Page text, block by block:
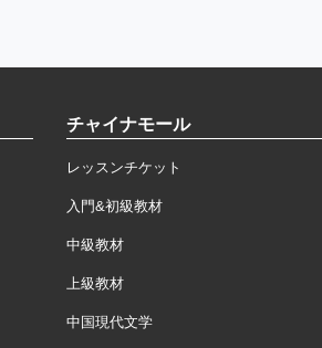
チャイナモール
レッスンチケット
入門&初級教材
中級教材
上級教材
中国現代文学